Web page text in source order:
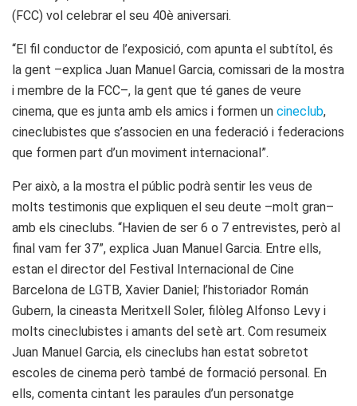
(FCC) vol celebrar el seu 40è aniversari.
“El fil conductor de l’exposició, com apunta el subtítol, és
la gent –explica Juan Manuel Garcia, comissari de la mostra
i membre de la FCC–, la gent que té ganes de veure
cinema, que es junta amb els amics i formen un cineclub,
cineclubistes que s’associen en una federació i federacions
que formen part d’un moviment internacional”.
Per això, a la mostra el públic podrà sentir les veus de
molts testimonis que expliquen el seu deute –molt gran–
amb els cineclubs. “Havien de ser 6 o 7 entrevistes, però al
final vam fer 37”, explica Juan Manuel Garcia. Entre ells,
estan el director del Festival Internacional de Cine
Barcelona de LGTB, Xavier Daniel; l’historiador Román
Gubern, la cineasta Meritxell Soler, filòleg Alfonso Levy i
molts cineclubistes i amants del setè art. Com resumeix
Juan Manuel Garcia, els cineclubs han estat sobretot
escoles de cinema però també de formació personal. En
ells, comenta cintant les paraules d’un personatge